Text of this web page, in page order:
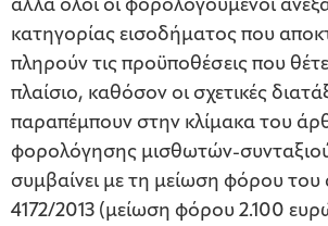
αλλά όλοι οι φορολογούμενοι
κατηγορίας εισοδήματος που
πληρούν τις προϋποθέσεις που
πλαίσιο, καθόσον οι σχετικές
παραπέμπουν στην κλίμακα του
φορολόγησης μισθωτών-
συμβαίνει με τη μείωση φόρου
4172/2013 (μείωση φόρου 2.100